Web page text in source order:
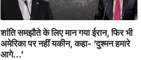
शांति समझौते के लिए मान गया ईरान, फिर भी
अमेरिका पर नहीं यकीन, कहा- ‘दुश्मन हमारे
आगे…’